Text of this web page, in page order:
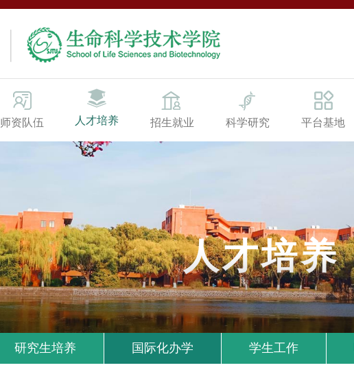
师资队伍 人才培养 招生就业 科学研究 平台基地
人才培养
研究生培养 国际化办学 学生工作